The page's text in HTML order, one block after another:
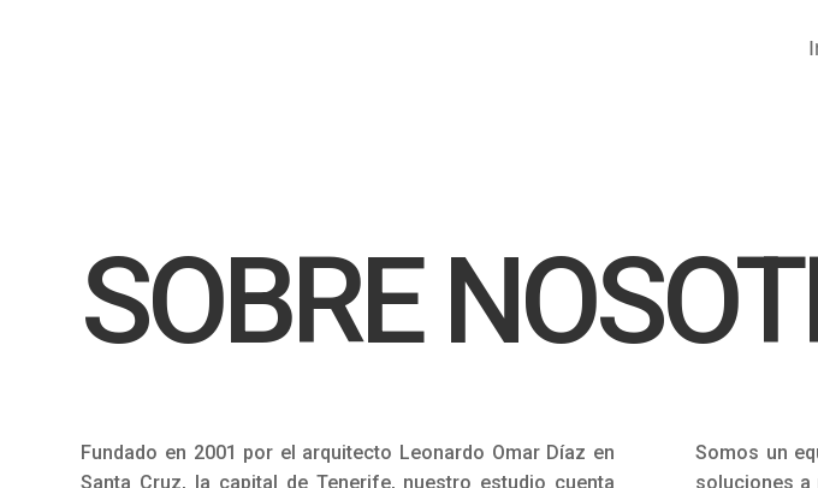
SOBRE
Fundado en 2001 por el arquitecto Leonardo Omar Díaz en
Santa Cruz, la capital de Tenerife, nuestro estudio cuenta
Somos un
soluciones a